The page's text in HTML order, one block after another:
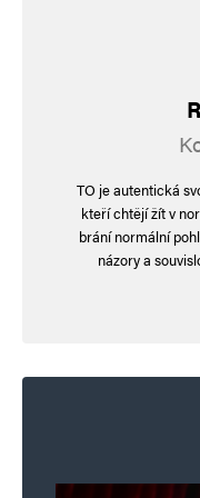
uz takto
pokrok nejak
16.
častěji číst
TO je autentická
kteří chtějí žít v
brání normální
názory a